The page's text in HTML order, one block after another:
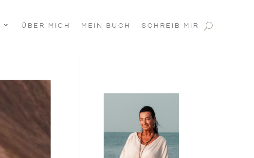
ÜBER MICH MEIN BUCH SCHREIB MIR